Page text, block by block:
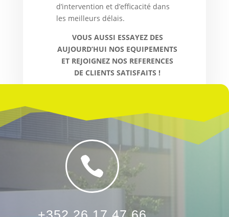
d’intervention et d’efficacité dans
les meilleurs délais.
VOUS AUSSI ESSAYEZ DES
AUJOURD’HUI NOS EQUIPEMENTS
ET REJOIGNEZ NOS REFERENCES
DE CLIENTS SATISFAITS !
